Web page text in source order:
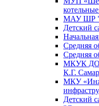
МАУ ШР
Детский
Средняя
Средняя
МКУК ДО
К.Г.
МКУ
Детский